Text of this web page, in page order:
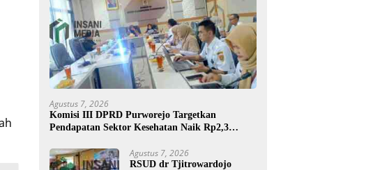
Agustus 7, 2026
Komisi III DPRD Purworejo Targetkan
Pendapatan Sektor Kesehatan Naik Rp2,3
Agustus 7, 2026
RSUD dr Tjitrowardojo